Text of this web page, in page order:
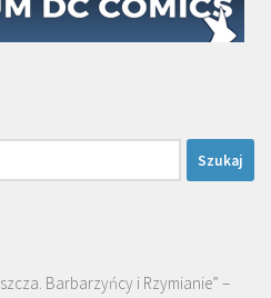
Barbarzyńcy i Rzymianie” –